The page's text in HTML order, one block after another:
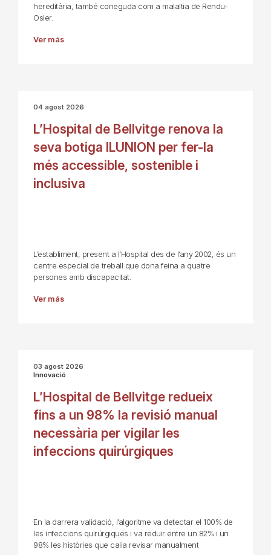
hereditària, també coneguda com a malaltia de Rendu-
Osler.
Ver más
04 agost 2026
L’Hospital de Bellvitge renova la
seva botiga ILUNION per fer-la
més accessible, sostenible i
inclusiva
L’establiment, present a l’Hospital des de l’any 2002, és un
centre especial de treball que dona feina a quatre
persones amb discapacitat.
Ver más
03 agost 2026
Innovació
L’Hospital de Bellvitge redueix
fins a un 98% la revisió manual
necessària per vigilar les
infeccions quirúrgiques
En la darrera validació, l’algoritme va detectar el 100% de
les infeccions quirúrgiques i va reduir entre un 82% i un
98% les històries que calia revisar manualment